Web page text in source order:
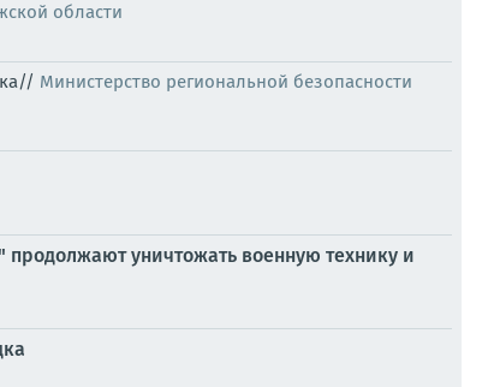
области
Министерство региональной безопасности
уничтожать военную технику и